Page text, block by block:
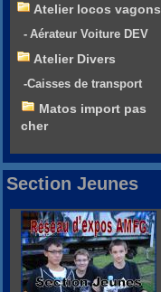
Atelier locos vagons
- Aérateur Voiture DEV
Atelier Divers
-Caisses de transport
Matos import pas
cher
Section Jeunes